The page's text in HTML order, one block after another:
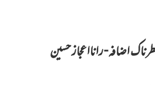
اضافہ- رانااعجاز حسین